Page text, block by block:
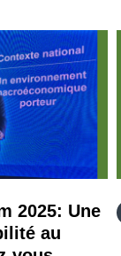
2025: Une
au